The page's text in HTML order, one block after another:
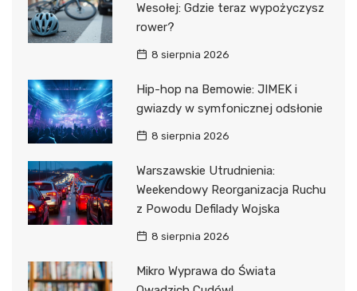
Wesołej: Gdzie teraz wypożyczysz
rower?
8 sierpnia 2026
Hip-hop na Bemowie: JIMEK i
gwiazdy w symfonicznej odsłonie
8 sierpnia 2026
Warszawskie Utrudnienia:
Weekendowy Reorganizacja Ruchu
z Powodu Defilady Wojska
8 sierpnia 2026
Mikro Wyprawa do Świata